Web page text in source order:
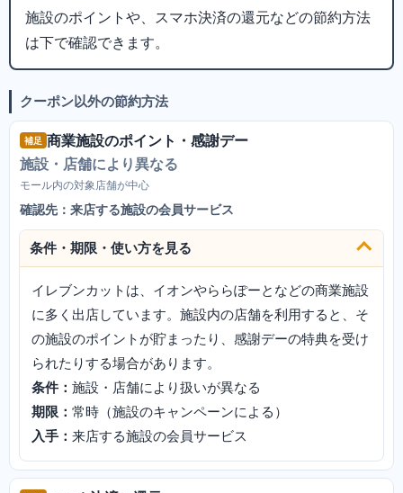
施設のポイントや、スマホ決済の還元などの節約方法
は下で確認できます。
クーポン以外の節約方法
補足 商業施設のポイント・感謝デー
施設・店舗により異なる
モール内の対象店舗が中心
確認先：来店する施設の会員サービス
条件・期限・使い方を見る
イレブンカットは、イオンやららぽーとなどの商業施設
に多く出店しています。施設内の店舗を利用すると、そ
の施設のポイントが貯まったり、感謝デーの特典を受け
られたりする場合があります。
条件： 施設・店舗により扱いが異なる
期限： 常時（施設のキャンペーンによる）
入手： 来店する施設の会員サービス